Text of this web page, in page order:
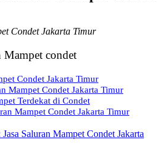
Condet Jakarta Timur
Mampet condet
Condet Jakarta Timur
Mampet Condet Jakarta Timur
Terdekat di Condet
Mampet Condet Jakarta Timur
Saluran Mampet Condet Jakarta